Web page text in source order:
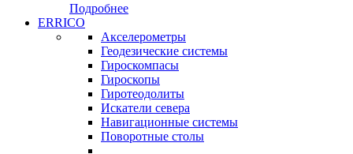
Подробнее
ERRICO
Акселерометры
Геодезические системы
Гироскомпасы
Гироскопы
Гиротеодолиты
Искатели севера
Навигационные системы
Поворотные столы